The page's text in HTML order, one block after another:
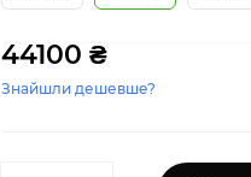
44100 ₴
Знайшли дешевше?